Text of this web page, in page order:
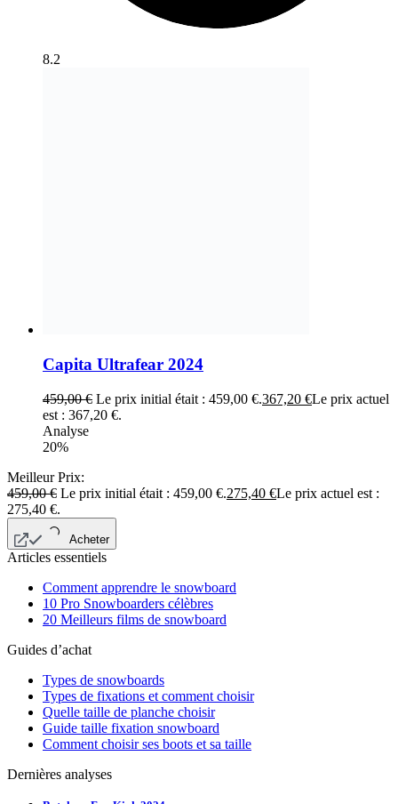
8.2
Capita Ultrafear 2024
459,00€ Le prix initial était : 459,00 €.367,20 €Le prix actuel
est : 367,20 €.
Analyse
20%
Meilleur Prix:
459,00€ Le prix initial était : 459,00 €.275,40 €Le prix actuel est :
275,40 €.
Acheter
Articles essentiels
Comment apprendre le snowboard
10 Pro Snowboarders célèbres
20 Meilleurs films de snowboard
Guides d’achat
Types de snowboards
Types de fixations et comment choisir
Quelle taille de planche choisir
Guide taille fixation snowboard
Comment choisir ses boots et sa taille
Dernières analyses